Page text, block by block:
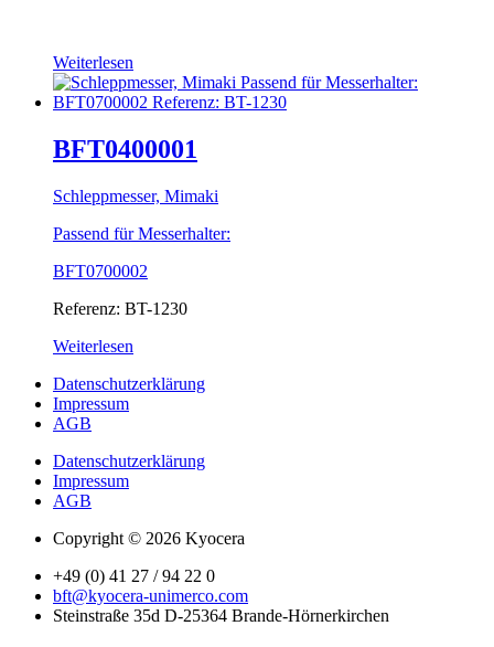
Weiterlesen
BFT0400001
Schleppmesser, Mimaki
Passend für Messerhalter:
BFT0700002
Referenz: BT-1230
Weiterlesen
Datenschutzerklärung
Impressum
AGB
Datenschutzerklärung
Impressum
AGB
Copyright © 2026 Kyocera
+49 (0) 41 27 / 94 22 0
bft@kyocera-unimerco.com
Steinstraße 35d D-25364 Brande-Hörnerkirchen